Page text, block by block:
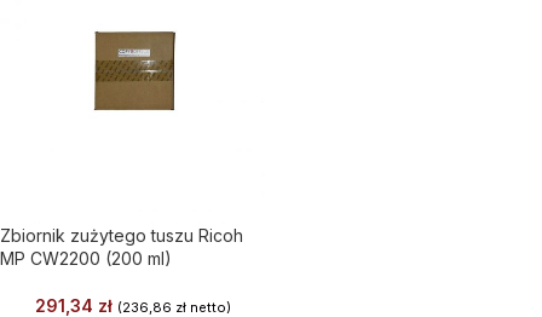
Zbiornik zużytego tuszu Ricoh
MP CW2200 (200 ml)
291,34 zł (236,86 złnetto)